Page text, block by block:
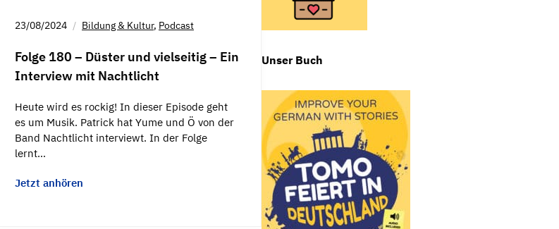
23/08/2024 Bildung & Kultur, Podcast
Folge 180 – Düster und vielseitig – Ein
Interview mit Nachtlicht
Heute wird es rockig! In dieser Episode geht
es um Musik. Patrick hat Yume und Ö von der
Band Nachtlicht interviewt. In der Folge
lernt…
Jetzt anhören
Unser Buch